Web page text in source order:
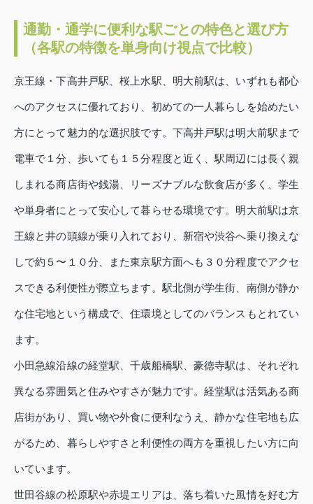
通勤・通学に便利な駅ごとの特色と選び方
（各駅の特徴を単身向け視点で比較）
京王線・下高井戸駅、桜上水駅、明大前駅は、いずれも都心
へのアクセスに優れており、初めての一人暮らしを始めたい
方にとって魅力的な選択肢です。下高井戸駅は明大前駅まで
電車で１分、歩いても１５分程度と近く、駅周辺には長く親
しまれる商店街や銭湯、リーズナブルな飲食店が多く、学生
や単身者にとって安心して暮らせる環境です。明大前駅は京
王線と井の頭線が乗り入れており、新宿や渋谷へ乗り換えな
しで約５〜１０分、また東京駅方面へも３０分程度でアクセ
スできる利便性が際立ちます。駅北側が学生街、南側が静か
な住宅地という構成で、住環境としてのバランスもとれてい
ます。
小田急線沿線の経堂駅、千歳船橋駅、豪徳寺駅は、それぞれ
異なる雰囲気と住みやすさが魅力です。経堂駅は活気ある商
店街があり、買い物や外食に便利なうえ、静かな住宅地も広
がるため、暮らしやすさと利便性の両方を重視したい方に向
いています。
世田谷線の松原駅や赤堤エリアは、落ち着いた風情を好む方